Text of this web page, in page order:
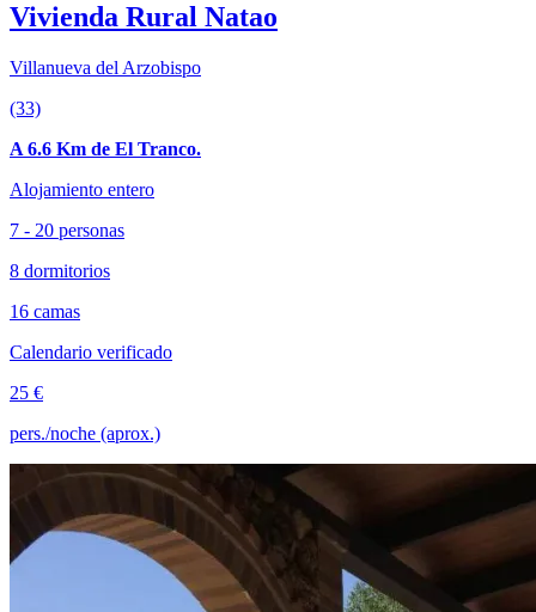
Vivienda Rural Natao
Villanueva del Arzobispo
(33)
A 6.6 Km de El Tranco.
Alojamiento entero
7 - 20 personas
8 dormitorios
16 camas
Calendario verificado
25 €
pers./noche (aprox.)